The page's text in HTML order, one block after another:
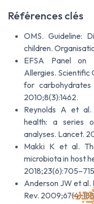
Références clés
OMS. Guideline:
children.
EFSA Panel on
Allergies. Scientific
for
2010;8(3):1462.
Reynolds A et al.
health: a series
analyses. Lancet.
Makki K et al.
microbiota in host
Anderson JW et al.
Rev.